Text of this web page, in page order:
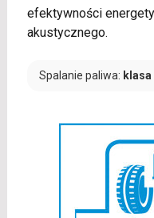
efektywności
akustycznego.
Spalanie paliwa: klasa